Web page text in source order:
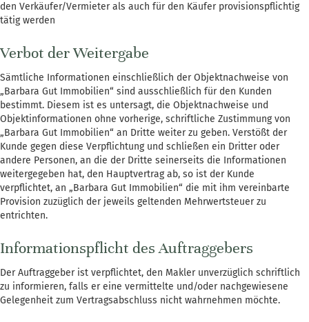
den Verkäufer/Vermieter als auch für den Käufer provisionspflichtig
tätig werden
Verbot der Weitergabe
Sämtliche Informationen einschließlich der Objektnachweise von
„Barbara Gut Immobilien“ sind ausschließlich für den Kunden
bestimmt. Diesem ist es untersagt, die Objektnachweise und
Objektinformationen ohne vorherige, schriftliche Zustimmung von
„Barbara Gut Immobilien“ an Dritte weiter zu geben. Verstößt der
Kunde gegen diese Verpflichtung und schließen ein Dritter oder
andere Personen, an die der Dritte seinerseits die Informationen
weitergegeben hat, den Hauptvertrag ab, so ist der Kunde
verpflichtet, an „Barbara Gut Immobilien“ die mit ihm vereinbarte
Provision zuzüglich der jeweils geltenden Mehrwertsteuer zu
entrichten.
Informationspflicht des Auftraggebers
Der Auftraggeber ist verpflichtet, den Makler unverzüglich schriftlich
zu informieren, falls er eine vermittelte und/oder nachgewiesene
Gelegenheit zum Vertragsabschluss nicht wahrnehmen möchte.